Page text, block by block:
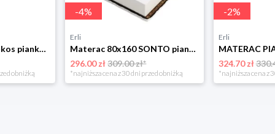
Materac 190x80 kokos pianka HR profilowana BOLEK
obniżką
-4%
Erli
Materac 80x160 SONTO pianka kokos piankowy do łóżeczka
296.00 zł309.00 zł*
*najniższa cena z 30 dni przed obniżką
-2%
Erli
324.70 zł
*najniższa cena z